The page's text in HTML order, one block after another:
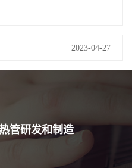
2023-04-27
管研发和制造